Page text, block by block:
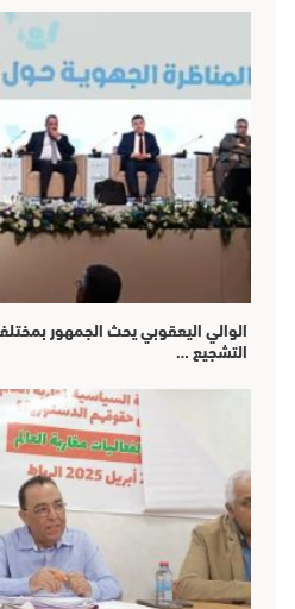
الوالي اليعقوبي يحث الجمهور
التشجيع …